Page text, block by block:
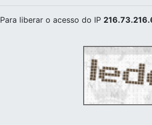
Para liberar o acesso do IP